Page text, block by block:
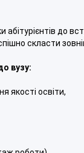
абітурієнтів до
скласти
вузу:
якості освіти,